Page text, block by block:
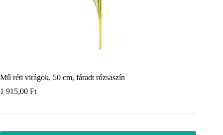
Mű réti virágok, 50 cm, fáradt rózsaszín
1 915,00 Ft